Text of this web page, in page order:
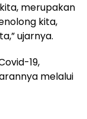
merupakan
kita,
ujarnya.
19,
melalui